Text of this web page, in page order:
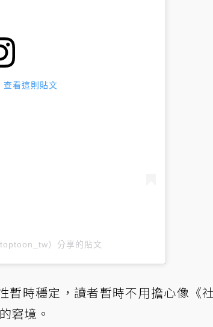
看這則貼文
）分享的貼文
暫時穩定，讀者暫時不用擔心像《
窘境。